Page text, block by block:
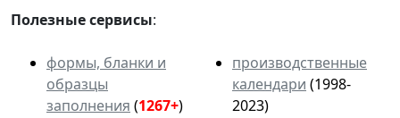
Полезные сервисы:
формы, бланки и
образцы
заполнения (1267+)
производственные
календари (1998-
2023)